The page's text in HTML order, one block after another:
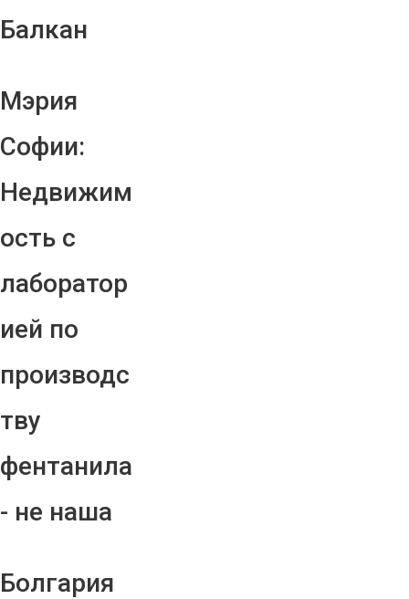
Балкан
Мэрия
Софии:
Недвижим
ость с
лаборатор
ией по
производс
тву
фентанила
- не наша
Болгария